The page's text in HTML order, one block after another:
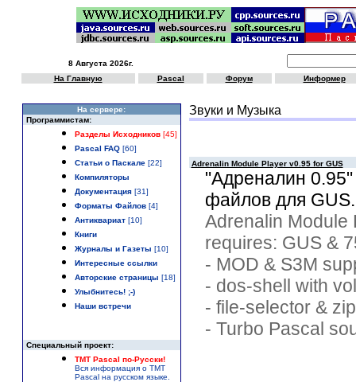
8 Августа 2026г.
На Главную
Pascal Форум Информер
Hа сервере:
Программистам:
Разделы Исходников[45]
Pascal FAQ[60]
Статьи о Паскале[22]
Компиляторы
Документация[31]
Форматы Файлов[4]
Антиквариат[10]
Книги
Журналы и Газеты [10]
Интересные ссылки
Авторские страницы [18]
Улыбнитесь! ;-)
Наши встречи
Специальный проект:
TMT Pascal по-Русски!
Вся информация о TMT
Pascal на русском языке.
Звуки и Музыка
Adrenalin Module Player v0.95 for GUS
"Адреналин
файлов для GUS.
Adrenalin Module
requires: GUS &
- MOD & S3M
- dos-shell with
- file-selector &
- Turbo Pascal